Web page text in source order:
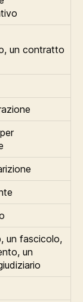
un contratto
un fascicolo,
un